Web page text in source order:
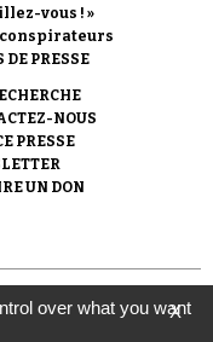
vous ! »
DE PRESSE
NOUS
PRESSE
UN DON
de
loi de 1901) avec
la Shoah.
X
over what you want